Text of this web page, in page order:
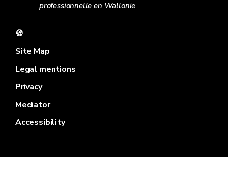
professionnelle en Wallonie
🍪
Site Map
Legal mentions
Privacy
Mediator
Accessibility